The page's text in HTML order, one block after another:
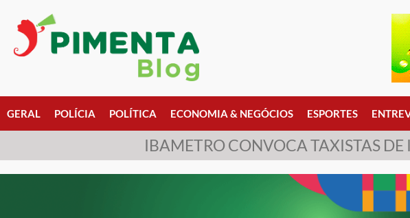
GERAL POLÍCIA POLÍTICA ECONOMIA & NEGÓCIOS ESPORTES
IBAMETRO CONVOCA TAXISTAS